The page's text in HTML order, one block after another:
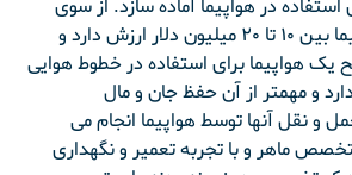
استفاده در هواپیما آماده سازد. از سوی
دیگر امروزه یک هواپیما بین ۱۰ تا ۲۰ میلیون دلار ارزش دارد و
هواپیما برای استفاده در خطوط هوایی
و مهمتر از آن حفظ جان و مال
و نقل آنها توسط هواپیما انجام می
ماهر و با تجربه تعمیر و نگهداری